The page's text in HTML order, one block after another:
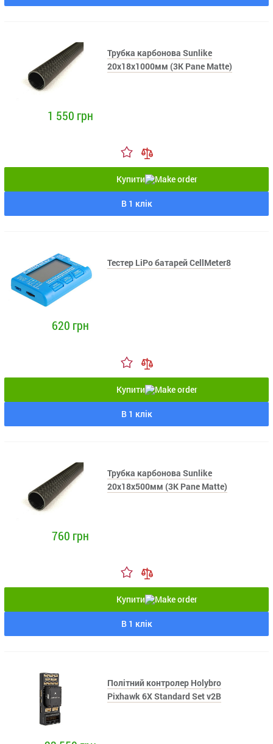
Трубка карбонова Sunlike
20x18x1000мм (3K Pane Matte)
1 550 грн
Купити
В 1 клік
Тестер LiPo батарей CellMeter8
620 грн
Купити
В 1 клік
Трубка карбонова Sunlike
20x18x500мм (3K Pane Matte)
760 грн
Купити
В 1 клік
Політний контролер Holybro
Pixhawk 6X Standard Set v2B